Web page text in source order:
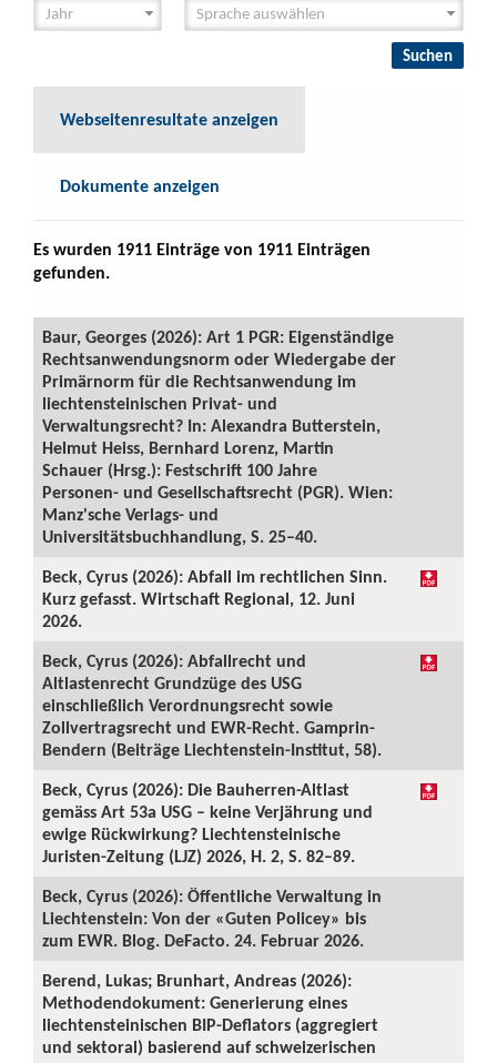
Webseitenresultate anzeigen
Dokumente anzeigen
Es wurden 1911 Einträge von 1911 Einträgen
gefunden.
Baur, Georges (2026): Art 1 PGR: Eigenständige
Rechtsanwendungsnorm oder Wiedergabe der
Primärnorm für die Rechtsanwendung im
liechtensteinischen Privat- und
Verwaltungsrecht? In: Alexandra Butterstein,
Helmut Heiss, Bernhard Lorenz, Martin
Schauer (Hrsg.): Festschrift 100 Jahre
Personen- und Gesellschaftsrecht (PGR). Wien:
Manz'sche Verlags- und
Universitätsbuchhandlung, S. 25–40.
Beck, Cyrus (2026): Abfall im rechtlichen Sinn.
Kurz gefasst. Wirtschaft Regional, 12. Juni
2026.
Beck, Cyrus (2026): Abfallrecht und
Altlastenrecht Grundzüge des USG
einschließlich Verordnungsrecht sowie
Zollvertragsrecht und EWR-Recht. Gamprin-
Bendern (Beiträge Liechtenstein-Institut, 58).
Beck, Cyrus (2026): Die Bauherren-Altlast
gemäss Art 53a USG – keine Verjährung und
ewige Rückwirkung? Liechtensteinische
Juristen-Zeitung (LJZ) 2026, H. 2, S. 82–89.
Beck, Cyrus (2026): Öffentliche Verwaltung in
Liechtenstein: Von der «Guten Policey» bis
zum EWR. Blog. DeFacto. 24. Februar 2026.
Berend, Lukas; Brunhart, Andreas (2026):
Methodendokument: Generierung eines
liechtensteinischen BIP-Deflators (aggregiert
und sektoral) basierend auf schweizerischen